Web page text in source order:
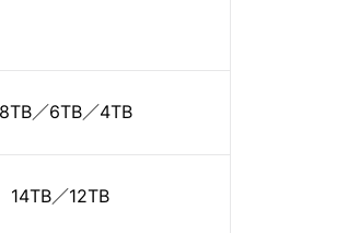
8TB／6TB／4TB
14TB／12TB